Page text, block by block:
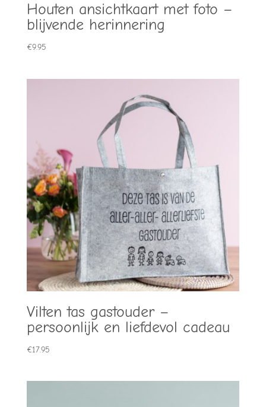
Houten ansichtkaart met foto –
blijvende herinnering
€9.95
Vilten tas gastouder –
persoonlijk en liefdevol cadeau
€17.95